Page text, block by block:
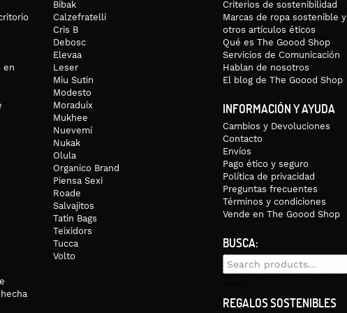
en
Bibak
Calzefratelli
Cris B
Debosc
Elevaa
Leser
Miu Sutin
Modesto
Moraduix
Mukhee
Nuevemí
Nukak
Olula
Organico Brand
Piensa Sexi
Roade
Salvajitos
Tatin Bags
Teixidors
Tucca
Volto
Criterios de sostenibilidad
Marcas de ropa sostenible y
otros artículos éticos
Qué es The Goood Shop
Servicios de Comunicación
Hablan de nosotros
El blog de The Goood Shop
INFORMACIÓN Y AYUDA
Cambios y Devoluciones
Contacto
Envíos
Pago ético y seguro
Política de privacidad
Preguntas frecuentes
Términos y condiciones
Vende en The Goood Shop
BUSCA:
Search
REGALOS SOSTENIBLES